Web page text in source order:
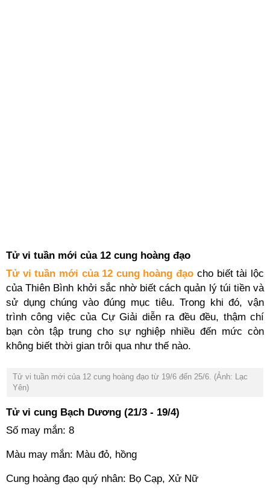
Tử vi tuần mới của 12 cung hoàng đạo
Tử vi tuần mới của 12 cung hoàng đạo cho biết tài lộc
của Thiên Bình khởi sắc nhờ biết cách quản lý túi tiền và
sử dụng chúng vào đúng mục tiêu. Trong khi đó, vận
trình công việc của Cự Giải diễn ra đều đều, thậm chí
bạn còn tập trung cho sự nghiệp nhiều đến mức còn
không biết thời gian trôi qua như thế nào.
Tử vi tuần mới của 12 cung hoàng đạo từ 19/6 đến 25/6. (Ảnh: Lạc
Yên)
Tử vi cung Bạch Dương (21/3 - 19/4)
Số may mắn: 8
Màu may mắn: Màu đỏ, hồng
Cung hoàng đạo quý nhân: Bọ Cạp, Xử Nữ